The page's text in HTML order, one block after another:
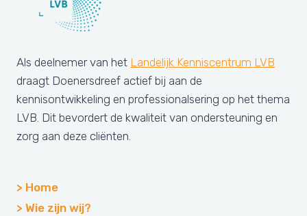
Als deelnemer van het Landelijk Kenniscentrum LVB
draagt Doenersdreef actief bij aan de
kennisontwikkeling en professionalsering op het thema
LVB. Dit bevordert de kwaliteit van ondersteuning en
zorg aan deze cliënten.
Home
Wie zijn wij?